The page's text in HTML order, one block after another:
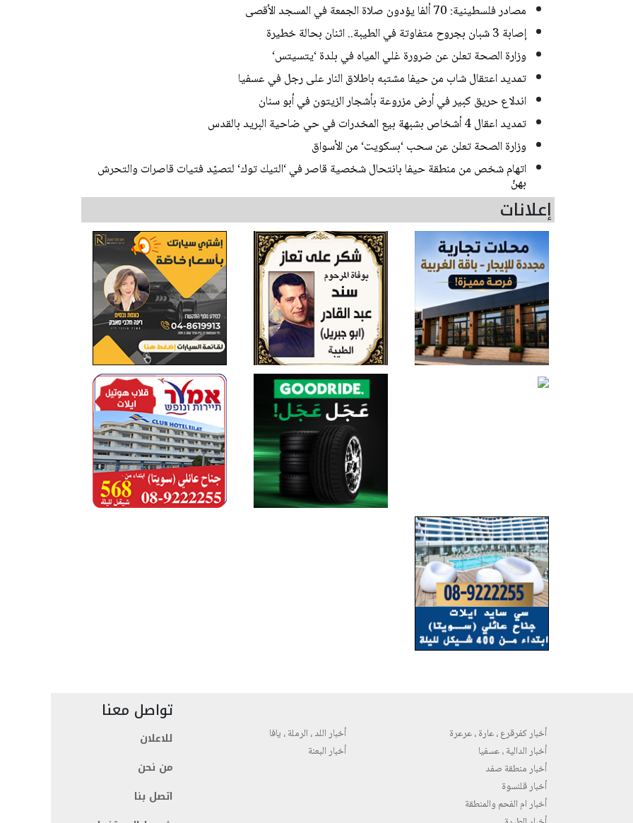
مصادر فلسطينية: 70 ألفا يؤدون صلاة الجمعة في المسجد الأقصى
إصابة 3 شبان بجروح متفاوتة في الطيبة.. اثنان بحالة خطيرة
وزارة الصحة تعلن عن ضرورة غلي المياه في بلدة ‘يتسيتس‘
تمديد اعتقال شاب من حيفا مشتبه باطلاق النار على رجل في عسفيا
اندلاع حريق كبير في أرض مزروعة بأشجار الزيتون في أبو سنان
تمديد اعقال 4 أشخاص بشبهة بيع المخدرات في حي ضاحية البريد بالقدس
وزارة الصحة تعلن عن سحب ‘بسكويت‘ من الأسواق
اتهام شخص من منطقة حيفا بانتحال شخصية قاصر في ‘التيك توك‘ لتصيّد فتيات قاصرات والتحرش
بهنّ
إعلانات
أخبار كفرقرع ، عارة ، عرعرة
أخبار الدالية ، عسفيا
أخبار منطقة صفد
أخبار قلنسوة
أخبار ام الفحم والمنطقة
أخبار اللد ، الرملة ، يافا
أخبار البعنة
تواصل معنا
للاعلان
من نحن
اتصل بنا